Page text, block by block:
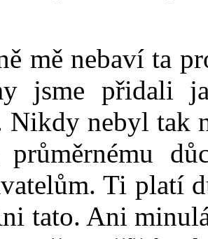
mě nebaví ta
jsme přidali
Nikdy nebyl tak
Ti platí
tato. Ani